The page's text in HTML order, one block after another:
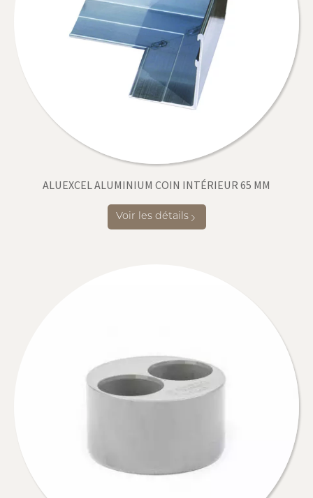
ALUEXCEL ALUMINIUM COIN INTÉRIEUR 65 MM
Voir les détails